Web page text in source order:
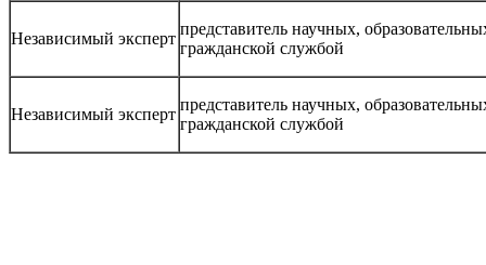
Независимый эксперт
представитель научных,
гражданской службой
Независимый эксперт
представитель научных,
гражданской службой